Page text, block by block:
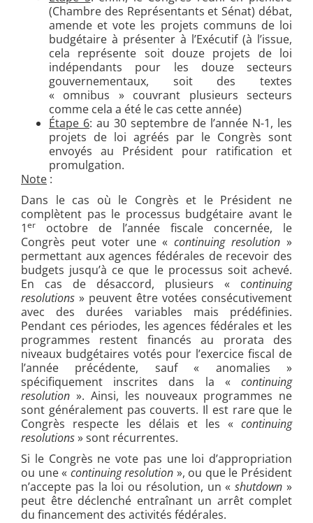
(Chambre des Représentants et Sénat) débat,
amende et vote les projets communs de loi
budgétaire à présenter à l’Exécutif (à l’issue,
cela représente soit douze projets de loi
indépendants pour les douze secteurs
gouvernementaux, soit des textes
« omnibus » couvrant plusieurs secteurs
comme cela a été le cas cette année)
Étape 6: au 30 septembre de l’année N-1, les
projets de loi agréés par le Congrès sont
envoyés au Président pour ratification et
promulgation.
Note :
Dans le cas où le Congrès et le Président ne
complètent pas le processus budgétaire avant le
1er
octobre de l’année fiscale concernée, le
Congrès peut voter une «continuing resolution »
permettant aux agences fédérales de recevoir des
budgets jusqu’à ce que le processus soit achevé.
En cas de désaccord, plusieurs « continuing
resolutions » peuvent être votées consécutivement
avec des durées variables mais prédéfinies.
Pendant ces périodes, les agences fédérales et les
programmes restent financés au prorata des
niveaux budgétaires votés pour l’exercice fiscal de
l’année précédente, sauf « anomalies »
spécifiquement inscrites dans la « continuing
resolution ». Ainsi, les nouveaux programmes ne
sont généralement pas couverts. Il est rare que le
Congrès respecte les délais et les « continuing
resolutions» sont récurrentes.
Si le Congrès ne vote pas une loi d’appropriation
ou une « continuing resolution », ou que le Président
n’accepte pas la loi ou résolution, un «shutdown »
peut être déclenché entraînant un arrêt complet
du financement des activités fédérales.